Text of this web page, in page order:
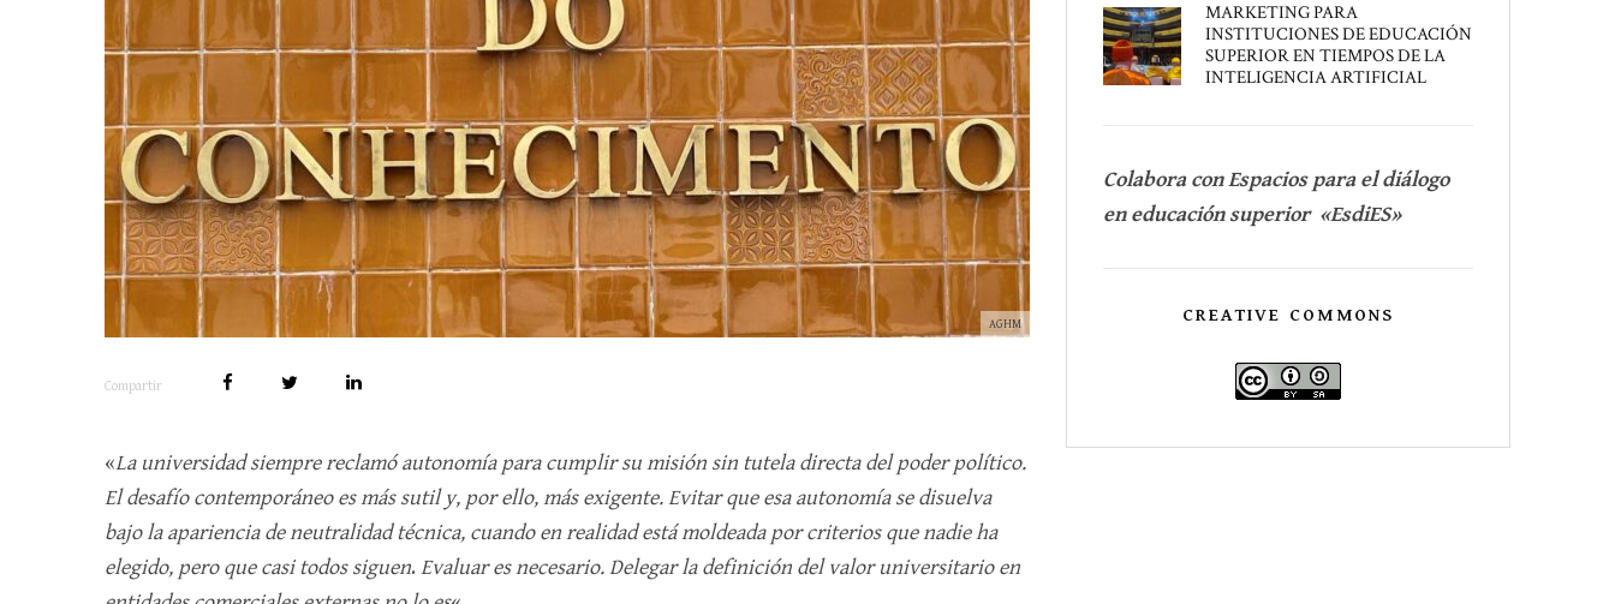
AGHM
Compartir
«La universidad siempre reclamó autonomía para cumplir su misión sin tutela directa del poder político.
El desafío contemporáneo es más sutil y, por ello, más exigente. Evitar que esa autonomía se disuelva
bajo la apariencia de neutralidad técnica, cuando en realidad está moldeada por criterios que nadie ha
elegido, pero que casi todos siguen. Evaluar es necesario. Delegar la definición del valor universitario en
MARKETING PARA
INSTITUCIONES DE EDUCACIÓN
SUPERIOR EN TIEMPOS DE LA
INTELIGENCIA ARTIFICIAL
Colabora con Espacios para el diálogo
en educación superior «EsdiES»
CREATIVE COMMONS